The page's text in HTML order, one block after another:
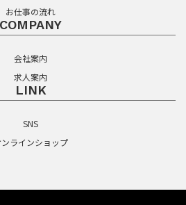
お仕事の流れ
COMPANY
会社案内
求人案内
LINK
SNS
ンラインショップ